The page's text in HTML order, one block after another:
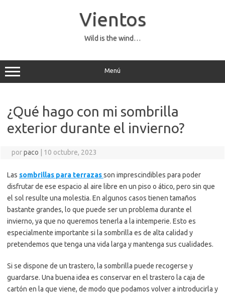
Vientos
Wild is the wind…
Menú
¿Qué hago con mi sombrilla
exterior durante el invierno?
porpaco 10 octubre, 2023
Las sombrillas para terrazasson imprescindibles para poder
disfrutar de ese espacio al aire libre en un piso o ático, pero sin que
el sol resulte una molestia. En algunos casos tienen tamaños
bastante grandes, lo que puede ser un problema durante el
invierno, ya que no queremos tenerla a la intemperie. Esto es
especialmente importante si la sombrilla es de alta calidad y
pretendemos que tenga una vida larga y mantenga sus cualidades.
Si se dispone de un trastero, la sombrilla puede recogerse y
guardarse. Una buena idea es conservar en el trastero la caja de
cartón en la que viene, de modo que podamos volver a introducirla y